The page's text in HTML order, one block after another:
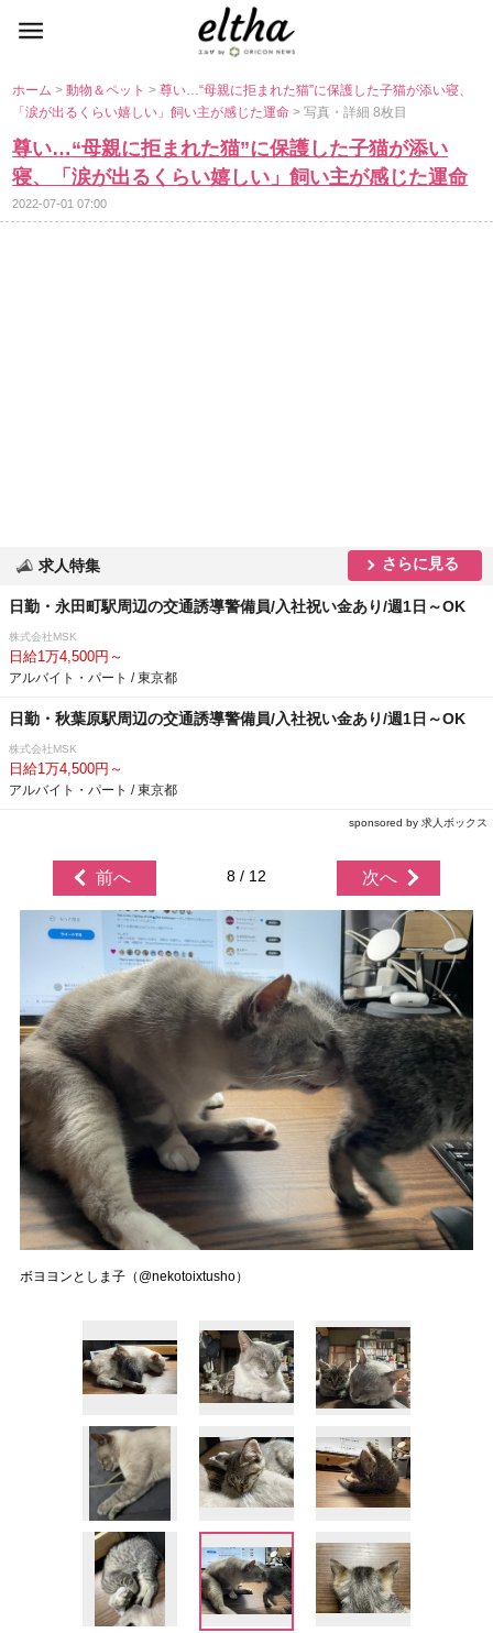
ホーム>動物＆ペット>尊い…“母親に拒まれた猫”に保護した子猫が添い寝、
「涙が出るくらい嬉しい」飼い主が感じた運命> 写真・詳細 8枚目
尊い…“母親に拒まれた猫”に保護した子猫が添い
寝、「涙が出るくらい嬉しい」飼い主が感じた運命
2022-07-01 07:00
求人特集 さらに見る
日勤・永田町駅周辺の交通誘導警備員/入社祝い金あり/週1日～OK
株式会社MSK
日給1万4,500円～
アルバイト・パート / 東京都
日勤・秋葉原駅周辺の交通誘導警備員/入社祝い金あり/週1日～OK
株式会社MSK
日給1万4,500円～
アルバイト・パート / 東京都
sponsored by 求人ボックス
前へ 8 / 12 次へ
ボヨヨンとしま子（@nekotoixtusho）